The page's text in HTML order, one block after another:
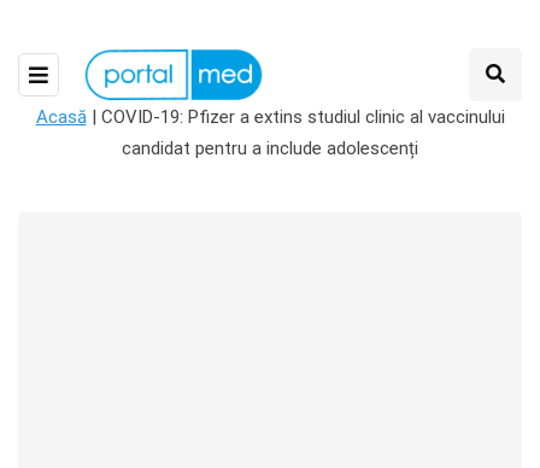
Acasă| COVID-19: Pfizer a extins studiul clinic al vaccinului
candidat pentru a include adolescenți